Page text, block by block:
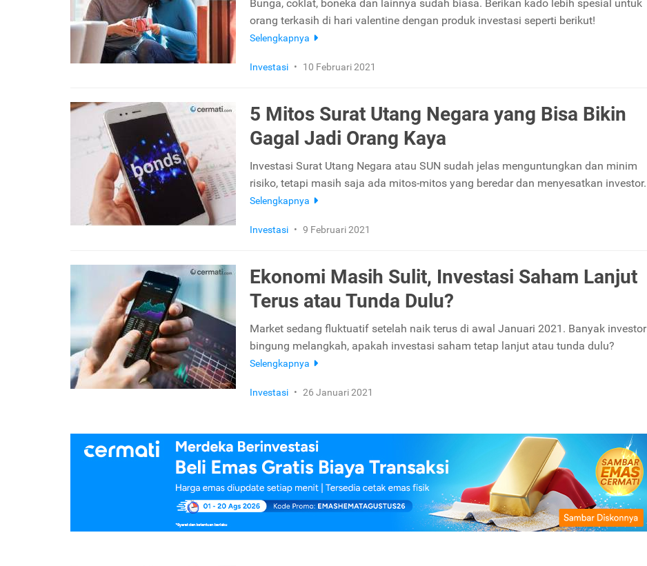
Bunga, coklat, boneka dan lainnya sudah biasa. Berikan kado lebih spesial untuk
orang terkasih di hari valentine dengan produk investasi seperti berikut!
Selengkapnya
Investasi • 10 Februari 2021
5 Mitos Surat Utang Negara yang Bisa Bikin
Gagal Jadi Orang Kaya
Investasi Surat Utang Negara atau SUN sudah jelas menguntungkan dan minim
risiko, tetapi masih saja ada mitos-mitos yang beredar dan menyesatkan investor.
Selengkapnya
Investasi • 9 Februari 2021
Ekonomi Masih Sulit, Investasi Saham Lanjut
Terus atau Tunda Dulu?
Market sedang fluktuatif setelah naik terus di awal Januari 2021. Banyak investor
bingung melangkah, apakah investasi saham tetap lanjut atau tunda dulu?
Selengkapnya
Investasi • 26 Januari 2021